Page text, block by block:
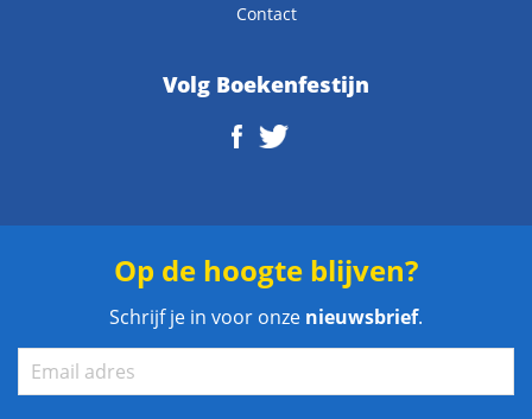
Contact
Volg Boekenfestijn
Op de hoogte blijven?
Schrijf je in voor onze nieuwsbrief.